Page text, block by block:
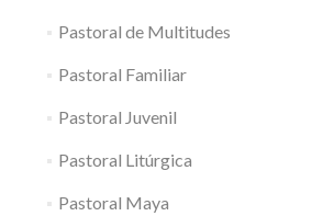
Pastoral de Multitudes
Pastoral Familiar
Pastoral Juvenil
Pastoral Litúrgica
Pastoral Maya